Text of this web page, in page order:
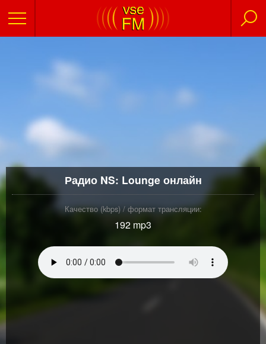
Радио NS: Lounge онлайн
Качество (kbps) / формат трансляции:
192 mp3